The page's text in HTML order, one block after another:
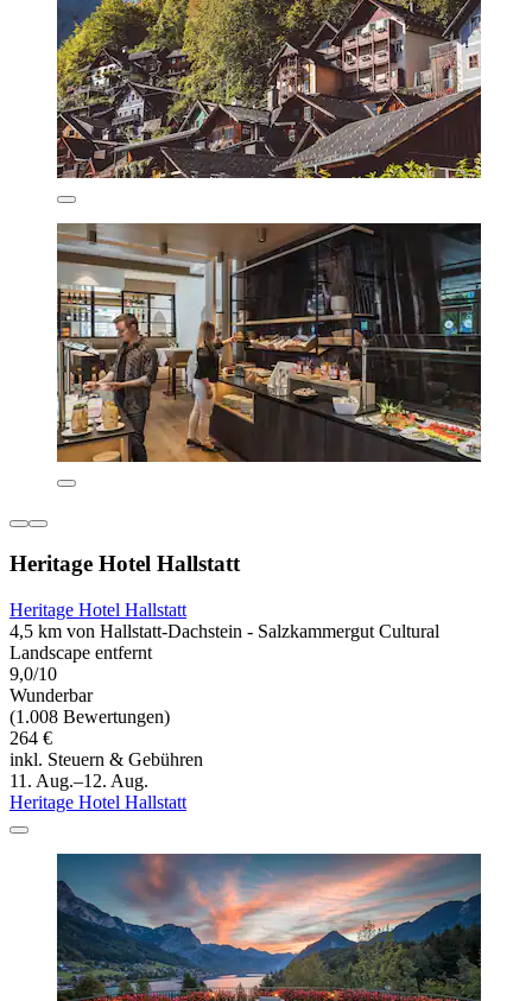
Heritage Hotel Hallstatt
Heritage Hotel Hallstatt
4,5 km von Hallstatt-Dachstein - Salzkammergut Cultural
Landscape entfernt
9,0/10
Wunderbar
(1.008 Bewertungen)
264 €
inkl. Steuern & Gebühren
11. Aug.–12. Aug.
Heritage Hotel Hallstatt